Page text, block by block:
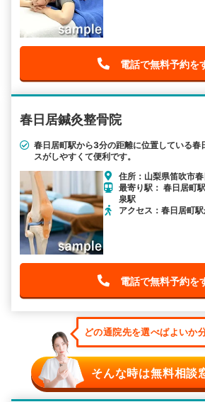
電話で無料予約を
春日居鍼灸整骨院
春日居町駅から3分の距離に位置している春
スがしやすくて便利です。
住所：山梨県笛吹市
最寄り駅： 春日居町
泉駅
アクセス：春日居町
電話で無料予約を
どの通院先を選べばよいか
そんな時は無料相談